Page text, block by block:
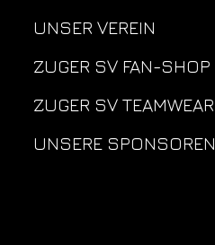
UNSER VEREIN
ZUGER SV FAN-SHOP
ZUGER SV TEAMWEAR
UNSERE SPONSOREN